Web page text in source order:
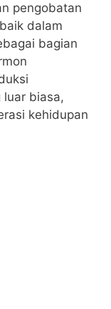
pengobatan
dalam
bagian
luar biasa,
kehidupan